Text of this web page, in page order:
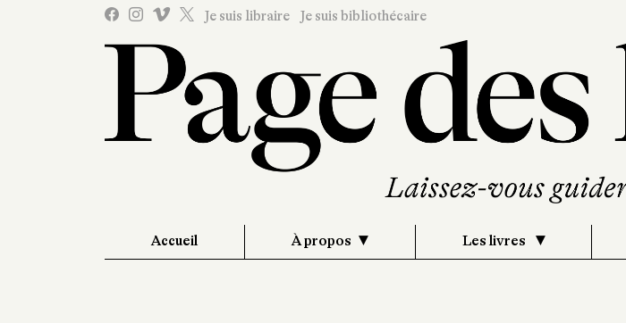
Je suis libraire Je suis bibliothécaire
Accueil À propos Les livres